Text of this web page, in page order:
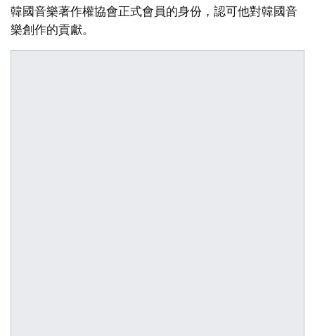
韓國音樂著作權協會正式會員的身份，認可他對韓國音
樂創作的貢獻。